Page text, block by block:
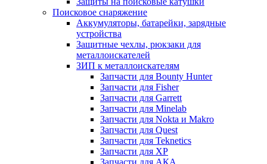
Поисковое снаряжение
Аккумуляторы, батарейки, зарядные
устройства
Защитные чехлы, рюкзаки для
металлоискателей
ЗИП к металлоискателям
Запчасти для Bounty Hunter
Запчасти для Fisher
Запчасти для Garrett
Запчасти для Minelab
Запчасти для Nokta и Makro
Запчасти для Quest
Запчасти для Teknetics
Запчасти для XP
Запчасти для АКА